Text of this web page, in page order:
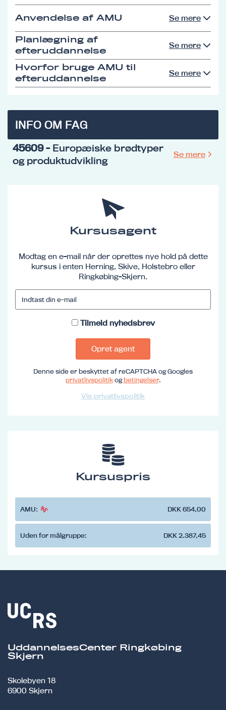
Anvendelse af AMU Se mere
Planlægning af
efteruddannelse
Se mere
Hvorfor bruge AMU til
efteruddannelse
Se mere
INFO OM FAG
45609- Europæiske brødtyper
og produktudvikling
Se mere
Kursusagent
Modtag en e-mail når der oprettes nye hold på dette
kursus i enten Herning, Skive, Holstebro eller
Ringkøbing-Skjern.
Tilmeld nyhedsbrev
Opret agent
Denne side er beskyttet af reCAPTCHA og Googles
privatlivspolitikogbetingelser.
Vis privatlivspolitik
Kursuspris
AMU: DKK 654,00
Uden for målgruppe: DKK 2.387,45
UddannelsesCenter Ringkøbing
Skjern
Skolebyen 18
6900 Skjern